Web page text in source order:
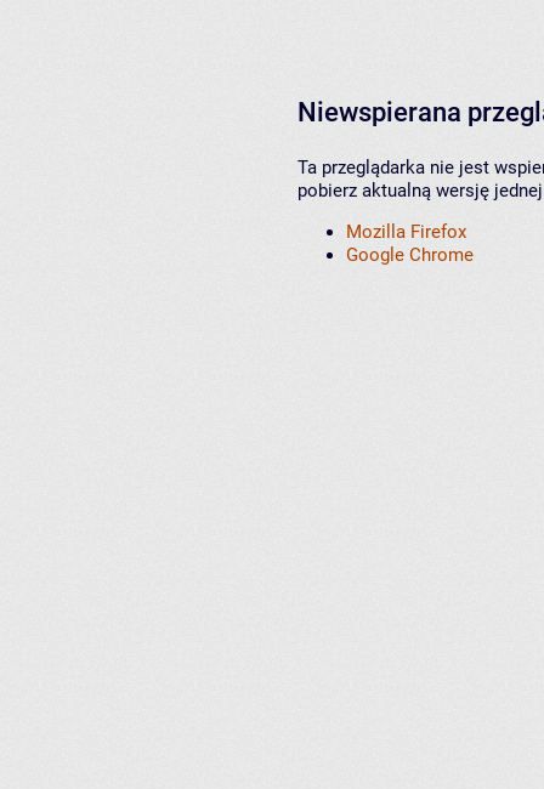
Niewspierana
Ta przeglądarka nie jest
pobierz aktualną wersję
Mozilla Firefox
Google Chrome